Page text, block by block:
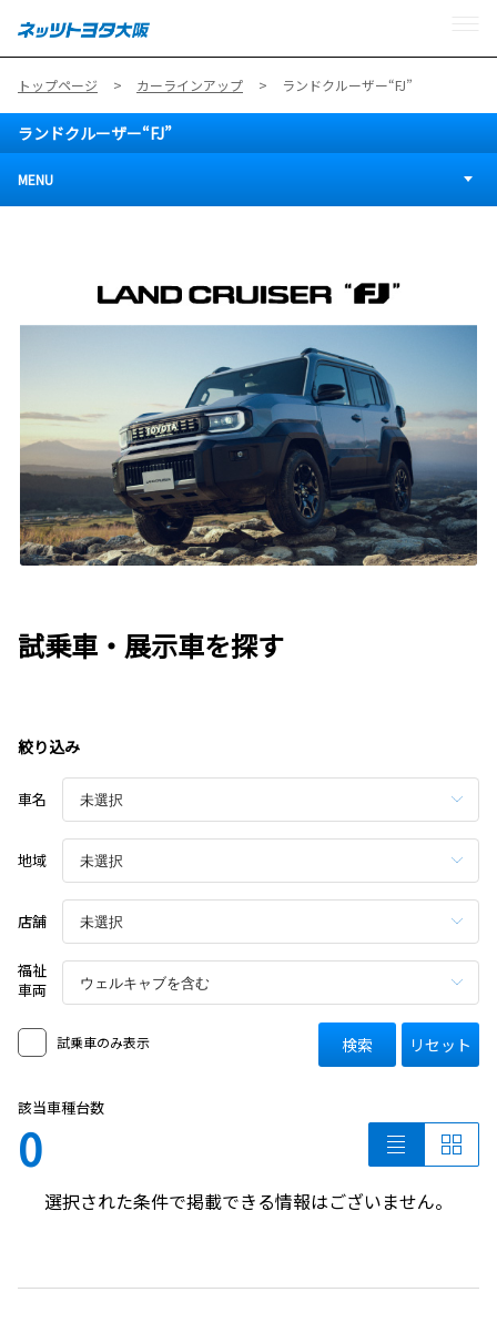
トップページ カーラインアップ ランドクルーザー“FJ”
ランドクルーザー“FJ”
MENU
試乗車・展示車を探す
絞り込み
車名
地域
店舗
福祉
車両
試乗車のみ表示 検索 リセット
該当車種台数
0
選択された条件で掲載できる情報はございません。